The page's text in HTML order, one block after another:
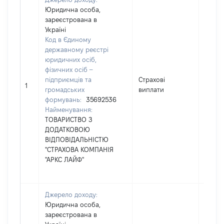
1
Юридична особа,
зареєстрована в
Україні
Код в Єдиному
державному реєстрі
юридичних осіб,
фізичних осіб –
підприємців та
громадських
формувань:
35692536
Найменування:
ТОВАРИСТВО З
ДОДАТКОВОЮ
ВІДПОВІДАЛЬНІСТЮ
"СТРАХОВА КОМПАНІЯ
"АРКС ЛАЙФ"
Страхові
виплати
Джерело доходу:
Юридична особа,
зареєстрована в